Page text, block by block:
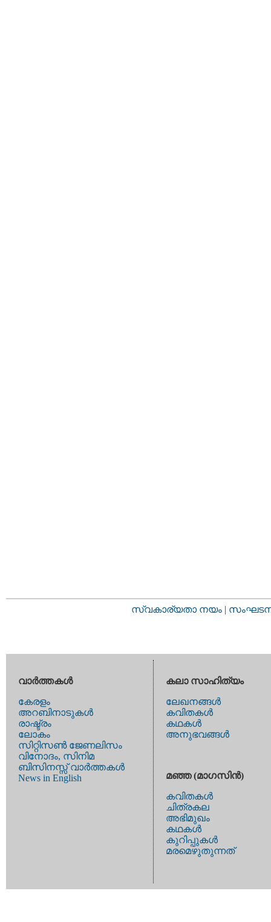
സ്വകാര്യതാ നയം |
വാര്‍ത്തകള്‍
കേരളം
അറബിനാടുകള്‍
രാഷ്ട്രം
ലോകം
സിറ്റിസണ്‍ ജേണലിസം
വിനോദം, സിനിമ
ബിസിനസ്സ് വാര്‍ത്തകള്‍
News in English
കലാ സാഹിത്യം
ലേഖനങ്ങള്‍
കവിതകള്‍
കഥകള്‍
അനുഭവങ്ങള്‍
മഞ്ഞ (മാഗസിന്‍)
കവിതകള്‍
ചിത്രകല
അഭിമുഖം
കഥകള്‍
കുറിപ്പുകള്‍
മരമെഴുതുന്നത്